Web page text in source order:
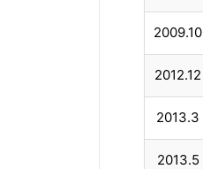
2009.10
2012.12
2013.3
2013.5